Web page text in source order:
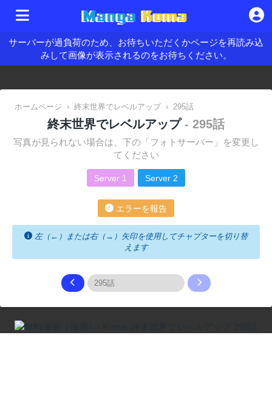
サーバーが過負荷のため、お待ちいただくかページを再読み込
みして画像が表示されるのをお待ちください。
ホームページ › 終末世界でレベルアップ › 295話
終末世界でレベルアップ - 295話
写真が見られない場合は、下の「フォトサーバー」を変更し
てください
Server 1 Server 2
エラーを報告
左（←）または右（→）矢印を使用してチャプターを切り替
えます